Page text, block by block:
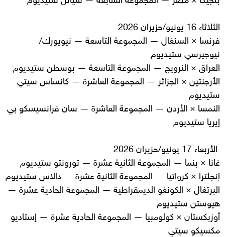
الثلاثاء 16 يونيو/حزيران 2026
فرنسا × السنغال — المجموعة التاسعة — نيويورك/
نيوجيرسي ستيديوم
العراق × النرويج — المجموعة التاسعة — بوسطن ستيديوم
الأرجنتين × الجزائر — المجموعة العاشرة — كانساس سيتي
ستيديوم
النمسا × الأردن — المجموعة العاشرة — سان فرانسيسكو بي
إيريا ستيديوم
الأربعاء 17 يونيو/حزيران 2026
غانا × بنما — المجموعة الثانية عشرة — تورونتو ستيديوم
إنجلترا × كرواتيا — المجموعة الثانية عشرة — دالاس ستيديوم
البرتغال × الكونغو الديمقراطية — المجموعة الحادية عشرة —
هيوستن ستيديوم
أوزبكستان × كولومبيا — المجموعة الحادية عشرة — إستاديو
مكسيكو سيتي